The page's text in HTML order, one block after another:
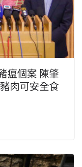
瘟個案 陳肇
肉可安全食